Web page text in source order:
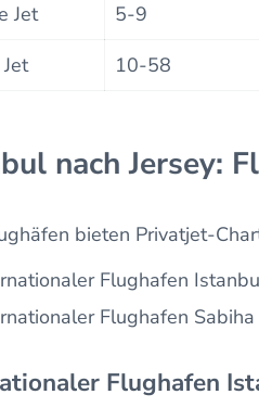
Jet
5-9
10-58
nach Jersey:
bieten Privatjet-
Flughafen
Flughafen Sabiha
Flughafen